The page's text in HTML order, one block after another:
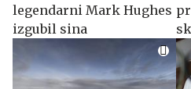
legendarni Mark Hughes
izgubil sina
je